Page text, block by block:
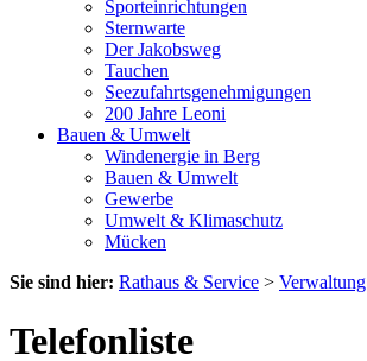
Sporteinrichtungen
Sternwarte
Der Jakobsweg
Tauchen
Seezufahrtsgenehmigungen
200 Jahre Leoni
Bauen & Umwelt
Windenergie in Berg
Bauen & Umwelt
Gewerbe
Umwelt & Klimaschutz
Mücken
Sie sind hier: Rathaus & Service > Verwaltung
Telefonliste